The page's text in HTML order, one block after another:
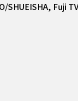
SHUEISHA, Fuji